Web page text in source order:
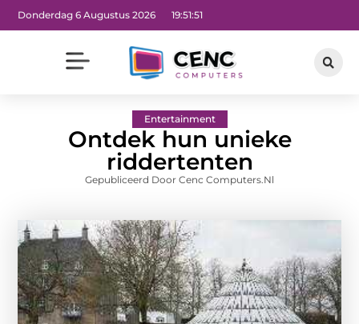
Donderdag 6 Augustus 2026 19:51:52
Entertainment
Ontdek hun unieke
riddertenten
Gepubliceerd Door Cenc Computers.nl